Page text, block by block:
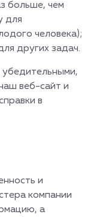
больше, чем
для
человека);
других задач.
убедительными,
веб-сайт и
в
и
компании
а